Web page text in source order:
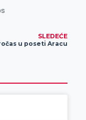
SLEDEĆE
u poseti Aracu